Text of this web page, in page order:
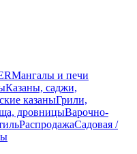
Мангалы и печи
Казаны, саджи,
казаныГрили,
дровницыВарочно-
РаспродажаСадовая /